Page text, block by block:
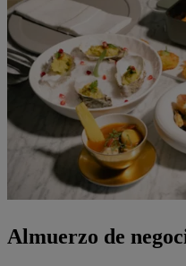
Almuerzo de